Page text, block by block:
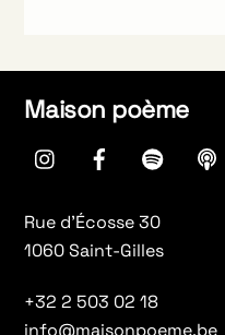
Maison poème
instagramFacebookspotify
Rue d’Écosse 30
1060 Saint-Gilles
+32 2 503 02 18
info@maisonpoeme.be